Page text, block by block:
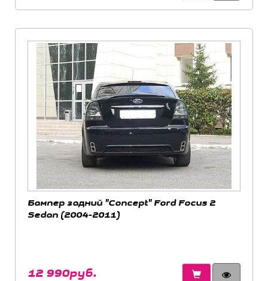
Бампер задний "Concept" Ford Focus 2
Sedan (2004-2011)
12 990руб.